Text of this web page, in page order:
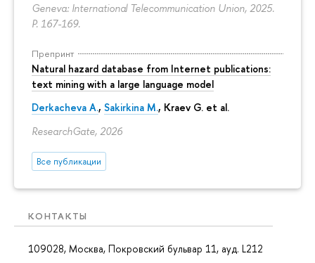
Geneva: International Telecommunication Union, 2025.
P. 167-169.
Препринт
Natural hazard database from Internet publications:
text mining with a large language model
Derkacheva A., Sakirkina M., Kraev G. et al.
ResearchGate, 2026
Все публикации
КОНТАКТЫ
109028, Москва, Покровский бульвар 11, ауд. L212